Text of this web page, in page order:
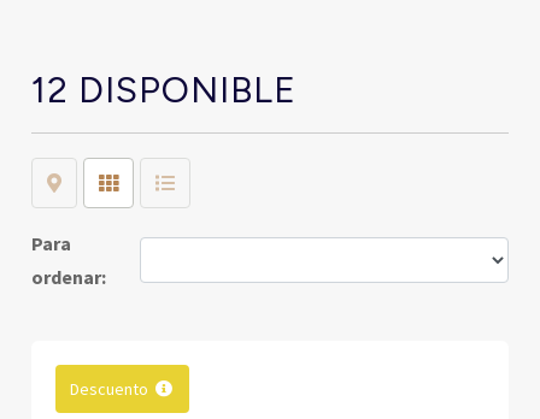
12 DISPONIBLE
Map Grid List
Para
ordenar:
Descuento